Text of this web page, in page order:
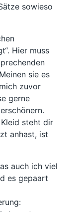
sowieso
Hier muss
sie es
zuvor
gerne
steht dir
anhast, ist
auch ich viel
es gepaart